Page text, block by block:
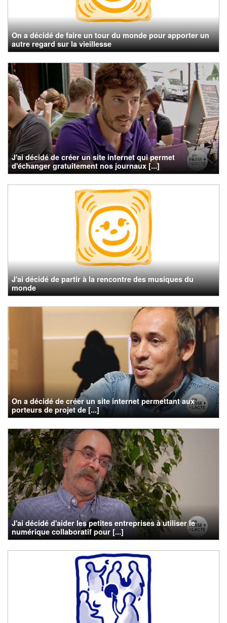
On a décidé de faire un tour du monde pour apporter un
autre regard sur la vieillesse
J'ai décidé de créer un site internet qui permet
d'échanger gratuitement nos journaux [...]
J'ai décidé de partir à la rencontre des musiques du
monde
On a décidé de créer un site internet permettant aux
porteurs de projet de [...]
J'ai décidé d'aider les petites entreprises à utiliser le
numérique collaboratif pour [...]